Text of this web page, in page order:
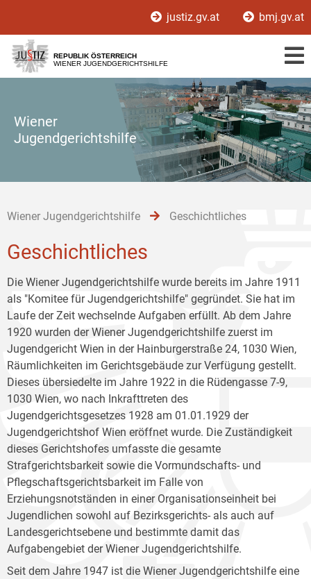
[1]
[2]
[3]
justiz.gv.at bmj.gv.at
REPUBLIK ÖSTERREICH
WIENER JUGENDGERICHTSHILFE
Wiener
Jugendgerichtshilfe
Wiener Jugendgerichtshilfe Geschichtliches
Geschichtliches
Die Wiener Jugendgerichtshilfe wurde bereits im Jahre 1911
als "Komitee für Jugendgerichtshilfe" gegründet. Sie hat im
Laufe der Zeit wechselnde Aufgaben erfüllt. Ab dem Jahre
1920 wurden der Wiener Jugendgerichtshilfe zuerst im
Jugendgericht Wien in der Hainburgerstraße 24, 1030 Wien,
Räumlichkeiten im Gerichtsgebäude zur Verfügung gestellt.
Dieses übersiedelte im Jahre 1922 in die Rüdengasse 7-9,
1030 Wien, wo nach Inkrafttreten des
Jugendgerichtsgesetzes 1928 am 01.01.1929 der
Jugendgerichtshof Wien eröffnet wurde. Die Zuständigkeit
dieses Gerichtshofes umfasste die gesamte
Strafgerichtsbarkeit sowie die Vormundschafts- und
Pflegschaftsgerichtsbarkeit im Falle von
Erziehungsnotständen in einer Organisationseinheit bei
Jugendlichen sowohl auf Bezirksgerichts- als auch auf
Landesgerichtsebene und bestimmte damit das
Aufgabengebiet der Wiener Jugendgerichtshilfe.
Seit dem Jahre 1947 ist die Wiener Jugendgerichtshilfe eine